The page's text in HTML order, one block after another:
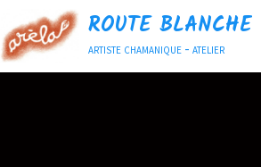
ROUTE BLANCHE
artiste chamanique - atelier